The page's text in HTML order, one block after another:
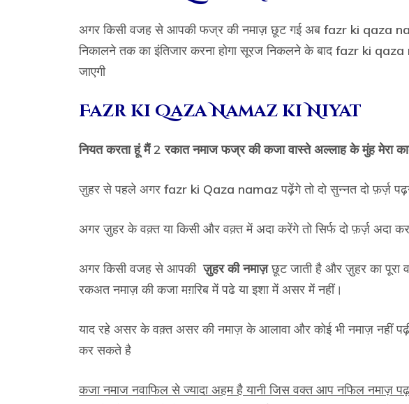
अगर किसी वजह से आपकी फज्र की नमाज़ छूट गई अब fazr ki qaza
निकालने तक का इंतिजार करना होगा सूरज निकलने के बादfazr ki qaza
जाएगी
Fazr ki Qaza Namaz ki Niyat
नियत करता हूं मैं 2 रकात नमाज फज्र की कजा वास्ते अल्लाह के मुंह मेरा
ज़ुहर से पहले अगरfazr ki Qaza namazपढ़ेंगे तो दो सुन्नत दो फ़र्ज़
अगर ज़ुहर के वक़्त या किसी और वक़्त में अदा करेंगे तो सिर्फ दो फ़र्ज़ अदा
अगर किसी वजह से आपकीज़ुहर की नमाज़छूट जाती है और ज़ुहर का पूरा
रकअत नमाज़ की कजा मग़रिब में पढे या इशा में असर में नहीं।
याद रहे असर के वक़्त असर की नमाज़ के आलावा और कोई भी नमाज़ नहीं
कर सकते है
कजा नमाज नवाफिल से ज्यादा अहम है यानी जिस वक्त आप नफिल